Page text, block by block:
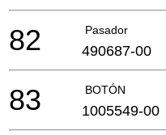
Pasador
82 490687-00
BOTÓN
83 1005549-00